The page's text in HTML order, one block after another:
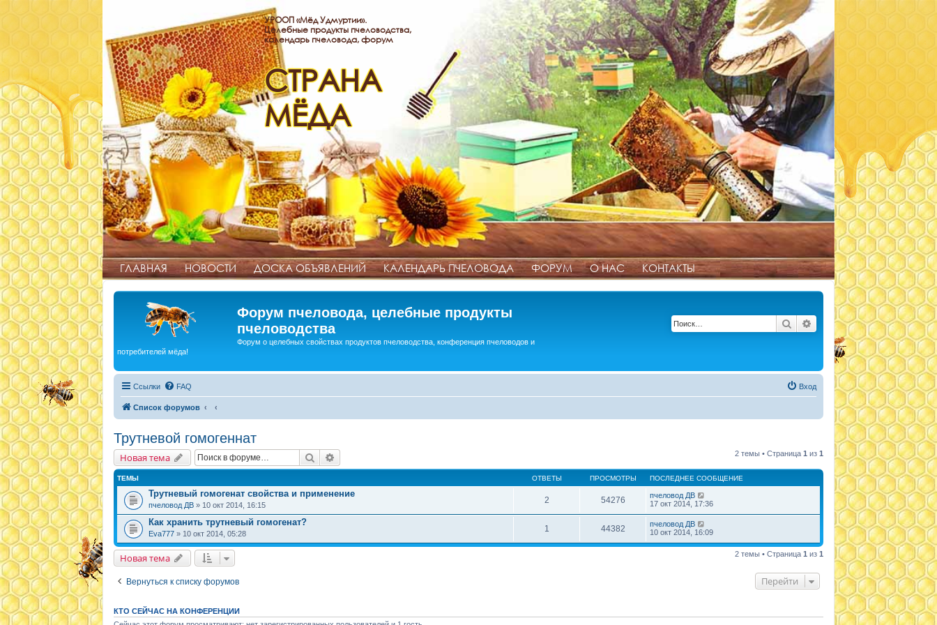
УРООП «Мёд Удмуртии».
Целебные продукты пчеловодства,
календарь пчеловода, форум
СТРАНА
МЁДА
ГЛАВНАЯ НОВОСТИ ДОСКА ОБЪЯВЛЕНИЙ КАЛЕНДАРЬ ПЧЕЛОВОДА ФОРУМ О НАС КОНТАКТЫ
Форум пчеловода, целебные продукты
пчеловодства
Форум о целебных свойствах продуктов пчеловодства, конференция пчеловодов и
потребителей мёда!
Поиск Расширенный поиск
Ссылки FAQ Вход
Список форумов
Трутневой гомогеннат
Новая тема Поиск 2 темы • Страница 1 из 1
ТЕМЫ ОТВЕТЫ ПРОСМОТРЫ ПОСЛЕДНЕЕ СООБЩЕНИЕ
Трутневый гомогенат свойства и применение
пчеловод ДВ » 10 окт 2014, 16:15
2 54276
пчеловод ДВ
17 окт 2014, 17:36
Как хранить трутневый гомогенат?
Eva777 » 10 окт 2014, 05:28
1 44382
пчеловод ДВ
10 окт 2014, 16:09
Новая тема 2 темы • Страница 1 из 1
Вернуться к списку форумов Перейти
КТО СЕЙЧАС НА КОНФЕРЕНЦИИ